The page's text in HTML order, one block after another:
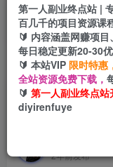
首页 创业课程 会员
（6272期）抖音
10w+稳定玩法
第一人副业
2年前发布
第一人副业终点站 |
百几千的项目资源课
🔰 内容涵盖网赚项
每日稳定更新20-30
🔰 本站VIP 限时特惠
全站资源免费下载，
🔰 第一人副业终点站
diyirenfuye